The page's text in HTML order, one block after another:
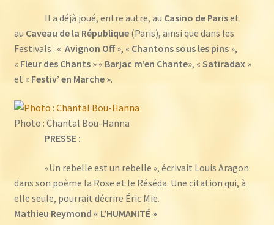
Il a déjà joué, entre autre, au Casino de Pariset
au Caveau de la République(Paris), ainsi que dans les
Festivals : « Avignon Off», « Chantons sous les pins»,
« Fleur des Chants» « Barjac m’en Chante», « Satiradax »
et « Festiv’ en Marche».
Photo : Chantal Bou-Hanna
PRESSE :
«Un rebelle est un rebelle », écrivait Louis Aragon
dans son poème la Rose et le Réséda. Une citation qui, à
elle seule, pourrait décrire Éric Mie.
Mathieu Reymond « L’HUMANITÉ »